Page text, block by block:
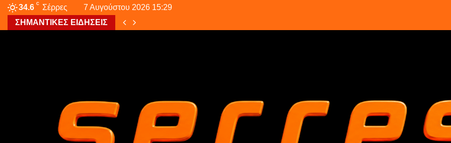
34.6 C Σέρρες
7 Αυγούστου 2026 15:29
ΣΗΜΑΝΤΙΚΕΣ ΕΙΔΗΣΕΙΣ